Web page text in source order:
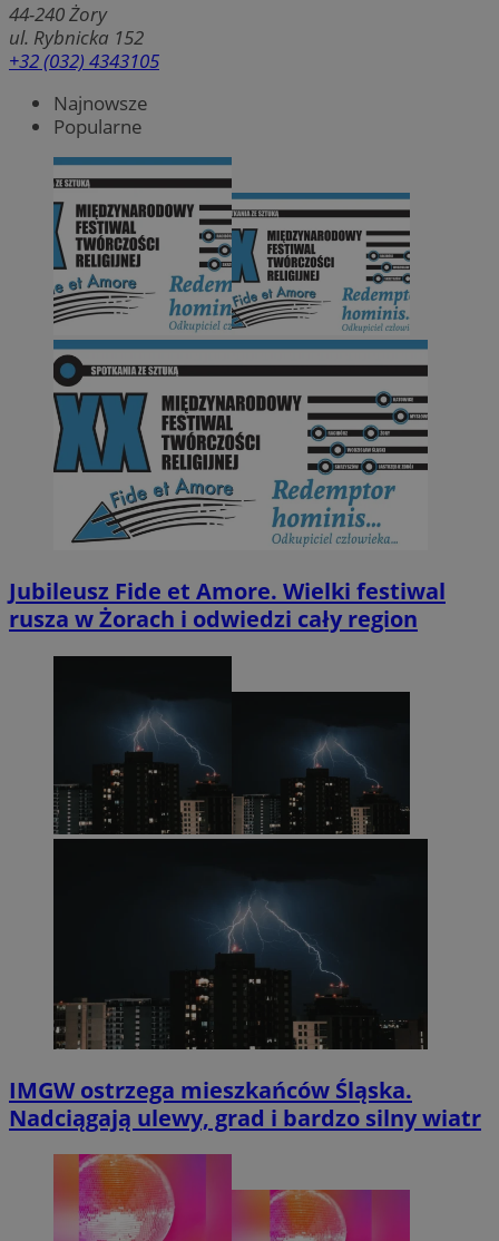
44-240Żory
ul. Rybnicka 152
+32 (032) 4343105
Najnowsze
Popularne
Jubileusz Fide et Amore. Wielki festiwal
rusza w Żorach i odwiedzi cały region
IMGW ostrzega mieszkańców Śląska.
Nadciągają ulewy, grad i bardzo silny wiatr